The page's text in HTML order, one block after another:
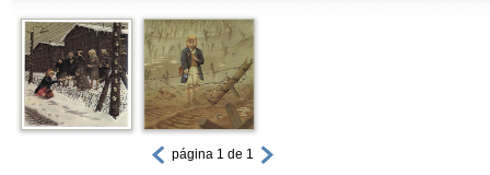
página 1 de 1